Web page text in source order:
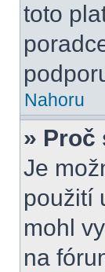
toto
Nahoru
» Proč
Je
použití
mohl
na